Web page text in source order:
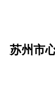
苏州市